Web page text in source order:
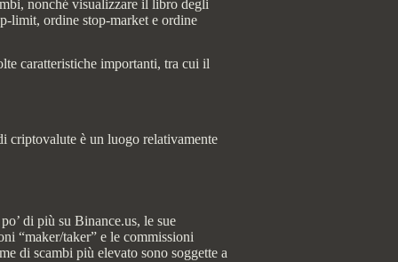
nonché visualizzare il libro degli
limit, ordine stop-market e ordine
caratteristiche importanti, tra cui il
criptovalute è un luogo relativamente
di più su Binance.us, le sue
“maker/taker” e le commissioni
di scambi più elevato sono soggette a